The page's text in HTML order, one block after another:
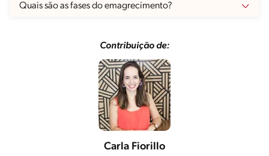
Quais são as fases do emagrecimento?
Contribuição de:
Carla Fiorillo